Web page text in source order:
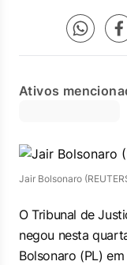
Ativos
Jair Bolsonaro
O Tribunal de
negou nesta
Bolsonaro (PL)